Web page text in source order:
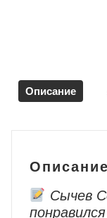
/
Volkswagen
Описание
Описание
Сычев
понравился